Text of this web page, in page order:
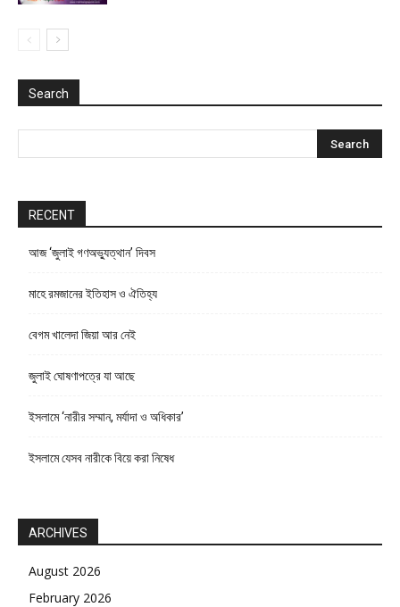
Search
RECENT
আজ ‘জুলাই গণঅভ্যুত্থান’ দিবস
মাহে রমজানের ইতিহাস ও ঐতিহ্য
বেগম খালেদা জিয়া আর নেই
জুলাই ঘোষণাপত্রে যা আছে
ইসলামে ‘নারীর সম্মান, মর্যাদা ও অধিকার’
ইসলামে যেসব নারীকে বিয়ে করা নিষেধ
ARCHIVES
August 2026
February 2026